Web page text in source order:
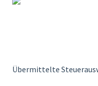
Übermittelte